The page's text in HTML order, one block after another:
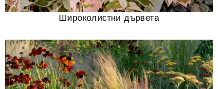
Широколистни дървета